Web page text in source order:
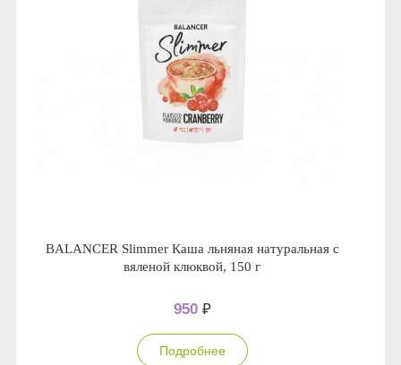
BALANCER Slimmer Каша льняная натуральная с
вяленой клюквой, 150 г
950 ₽
Подробнее